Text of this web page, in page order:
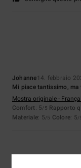
Johanne14. febbraio
Mi piace tantissimo, ma
Mostra originale -
Comfort: 5/5 Rapporto
Materiale: 5/5 Colore: 5/